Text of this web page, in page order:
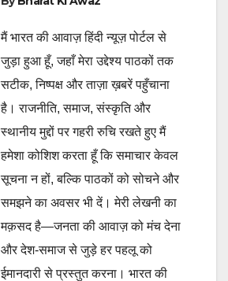
मैं भारत की आवाज़ हिंदी न्यूज़ पोर्टल से
जुड़ा हुआ हूँ, जहाँ मेरा उद्देश्य पाठकों तक
सटीक, निष्पक्ष और ताज़ा ख़बरें पहुँचाना
है। राजनीति, समाज, संस्कृति और
स्थानीय मुद्दों पर गहरी रुचि रखते हुए मैं
हमेशा कोशिश करता हूँ कि समाचार केवल
सूचना न हों, बल्कि पाठकों को सोचने और
समझने का अवसर भी दें। मेरी लेखनी का
मक़सद है—जनता की आवाज़ को मंच देना
और देश-समाज से जुड़े हर पहलू को
ईमानदारी से प्रस्तुत करना। भारत की